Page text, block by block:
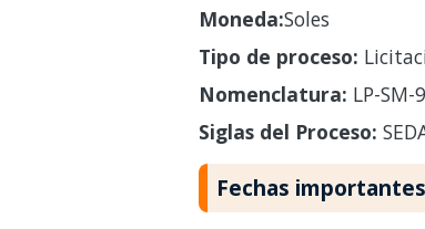
Moneda:Soles
Tipo de proceso:
Nomenclatura: LP-SM-
Siglas del Proceso:
Fechas importantes